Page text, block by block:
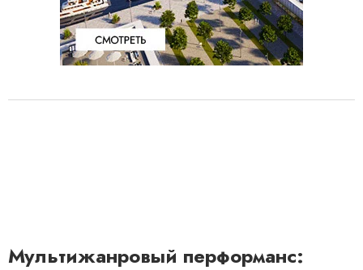
Мультижанровый перформанс: